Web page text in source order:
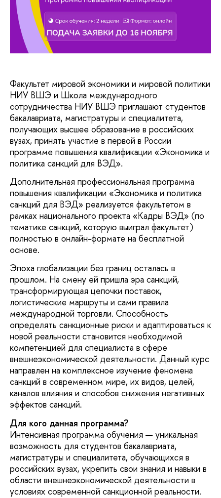
Факультет мировой экономики и мировой политики
НИУ ВШЭ и Школа международного
сотрудничества НИУ ВШЭ приглашают студентов
бакалавриата, магистратуры и специалитета,
получающих высшее образование в российских
вузах, принять участие в первой в России
программе повышения квалификации «Экономика и
политика санкций для ВЭД».
Дополнительная профессиональная программа
повышения квалификации «Экономика и политика
санкций для ВЭД» реализуется факультетом в
рамках национального проекта «Кадры ВЭД» (по
тематике санкций, которую выиграл факультет)
полностью в онлайн-формате на бесплатной
основе.
Эпоха глобализации без границ осталась в
прошлом. На смену ей пришла эра санкций,
трансформирующая цепочки поставок,
логистические маршруты и сами правила
международной торговли. Способность
определять санкционные риски и адаптироваться к
новой реальности становится необходимой
компетенцией для специалиста в сфере
внешнеэкономической деятельности. Данный курс
направлен на комплексное изучение феномена
санкций в современном мире, их видов, целей,
каналов влияния и способов снижения негативных
эффектов санкций.
Для кого данная программа?
Интенсивная программа обучения — уникальная
возможность для студентов бакалавриата,
магистратуры и специалитета, обучающихся в
российских вузах, укрепить свои знания и навыки в
области внешнеэкономической деятельности в
условиях современной санкционной реальности.